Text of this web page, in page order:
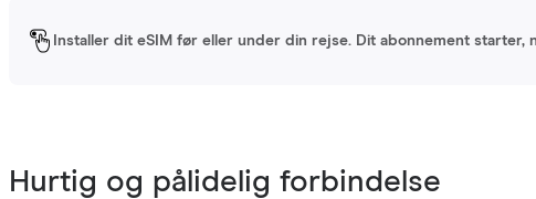
Installer dit eSIM før eller under din rejse. Dit abonnement
Hurtig og pålidelig forbindelse